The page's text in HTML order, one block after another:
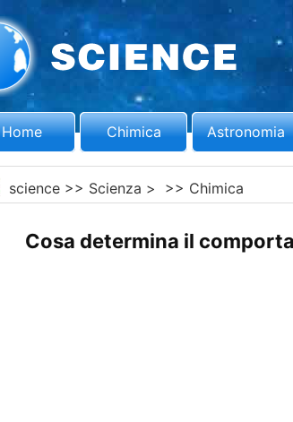
Home Chimica Astronomia
science>> Scienza > >> Chimica
Cosa determina il